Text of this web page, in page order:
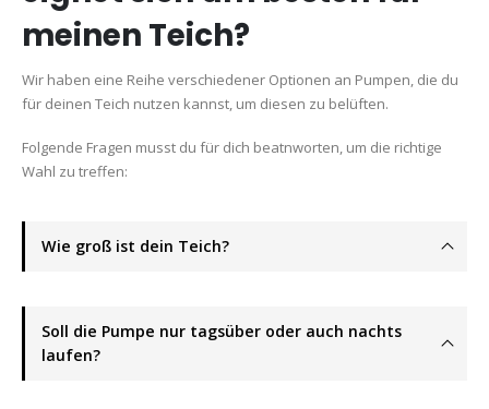
meinen Teich?
Wir haben eine Reihe verschiedener Optionen an Pumpen, die du
für deinen Teich nutzen kannst, um diesen zu belüften.
Folgende Fragen musst du für dich beatnworten, um die richtige
Wahl zu treffen:
Wie groß ist dein Teich?
Soll die Pumpe nur tagsüber oder auch nachts
laufen?